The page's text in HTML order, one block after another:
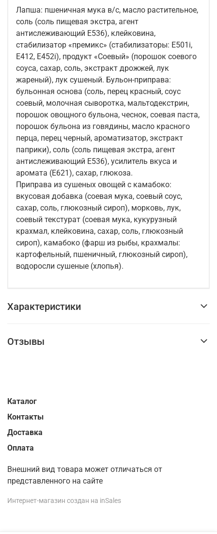
Лапша: пшеничная мука в/с, масло растительное,
соль (соль пищевая экстра, агент
антислеживающий Е536), клейковина,
стабилизатор «премикс» (стабилизаторы: Е501i,
Е412, Е452i), продукт «Соевый» (порошок соевого
соуса, сахар, соль, экстракт дрожжей, лук
жареный), лук сушеный. Бульон-приправа:
бульонная основа (соль, перец красный, соус
соевый, молочная сыворотка, мальтодекстрин,
порошок овощного бульона, чеснок, соевая паста,
порошок бульона из говядины, масло красного
перца, перец черный, ароматизатор, экстракт
паприки), соль (соль пищевая экстра, агент
антислеживающий Е536), усилитель вкуса и
аромата (Е621), сахар, глюкоза.
Приправа из сушеных овощей с камабоко:
вкусовая добавка (соевая мука, соевый соус,
сахар, соль, глюкозный сироп), морковь, лук,
соевый текстурат (соевая мука, кукурузный
крахмал, клейковина, сахар, соль, глюкозный
сироп), камабоко (фарш из рыбы, крахмалы:
картофельный, пшеничный, глюкозный сироп),
водоросли сушеные (хлопья).
Характеристики
Отзывы
Каталог
Контакты
Доставка
Оплата
Внешний вид товара может отличаться от
представленного на сайте
Интернет-магазин создан на inSales